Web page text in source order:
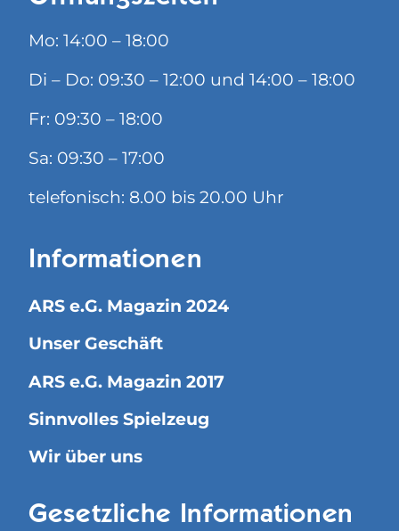
Mo: 14:00 – 18:00
Di – Do: 09:30 – 12:00 und 14:00 – 18:00
Fr: 09:30 – 18:00
Sa: 09:30 – 17:00
telefonisch: 8.00 bis 20.00 Uhr
Informationen
ARS e.G. Magazin 2024
Unser Geschäft
ARS e.G. Magazin 2017
Sinnvolles Spielzeug
Wir über uns
Gesetzliche Informationen